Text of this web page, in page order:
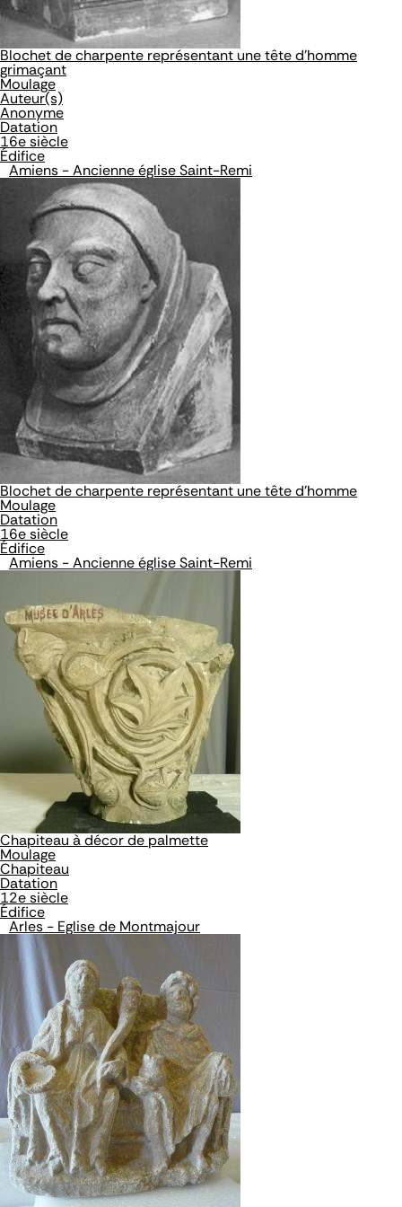
Blochet de charpente représentant une tête d'homme
grimaçant
Moulage
Auteur(s)
Anonyme
Datation
16e siècle
Édifice
Amiens - Ancienne église Saint-Remi
Blochet de charpente représentant une tête d'homme
Moulage
Datation
16e siècle
Édifice
Amiens - Ancienne église Saint-Remi
Chapiteau à décor de palmette
Moulage
Chapiteau
Datation
12e siècle
Édifice
Arles - Eglise de Montmajour